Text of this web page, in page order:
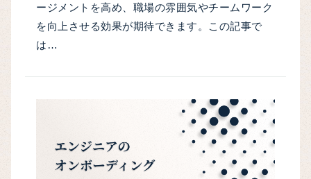
ージメントを高め、職場の雰囲気やチームワーク
を向上させる効果が期待できます。この記事で
は…